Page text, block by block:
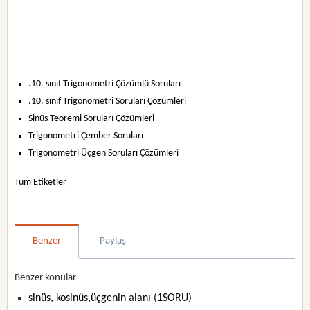
.10. sınıf Trigonometri Çözümlü Soruları
.10. sınıf Trigonometri Soruları Çözümleri
Sinüs Teoremi Soruları Çözümleri
Trigonometri Çember Soruları
Trigonometri Üçgen Soruları Çözümleri
Tüm Etiketler
Benzer Paylaş
Benzer konular
sinüs, kosinüs,üçgenin alanı (1SORU)